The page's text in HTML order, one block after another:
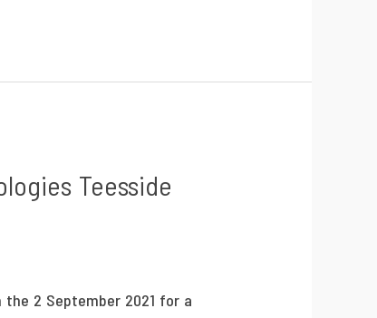
Teesside
2 September 2021 for a